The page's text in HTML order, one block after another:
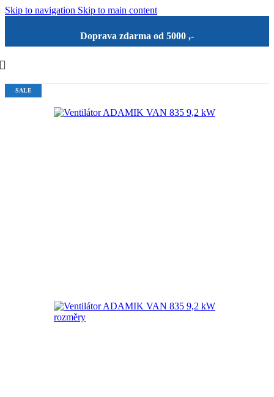
Skip to navigation Skip to main content
Doprava zdarma od 5000 ,-
SALE